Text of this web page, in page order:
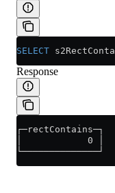
SELECT
Response
┌─rectContains─┐
│            0 │
└──────────────┘